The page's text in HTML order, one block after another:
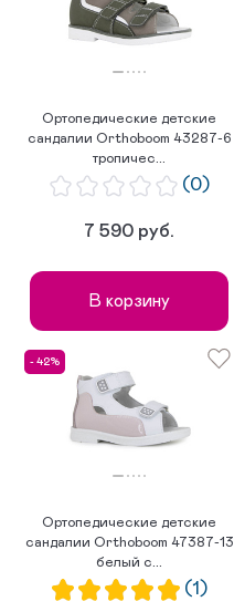
Ортопедические детские
сандалии Orthoboom 43287-6
тропичес...
(0)
7 590 руб.
В корзину
- 42%
Ортопедические детские
сандалии Orthoboom 47387-13
белый с...
(1)